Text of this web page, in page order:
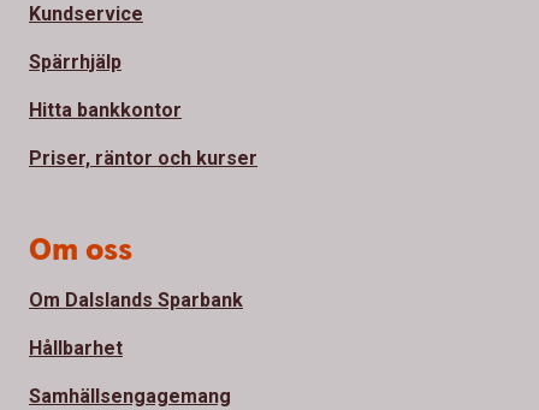
Kundservice
Spärrhjälp
Hitta bankkontor
Priser, räntor och kurser
Om oss
Om Dalslands Sparbank
Hållbarhet
Samhällsengagemang